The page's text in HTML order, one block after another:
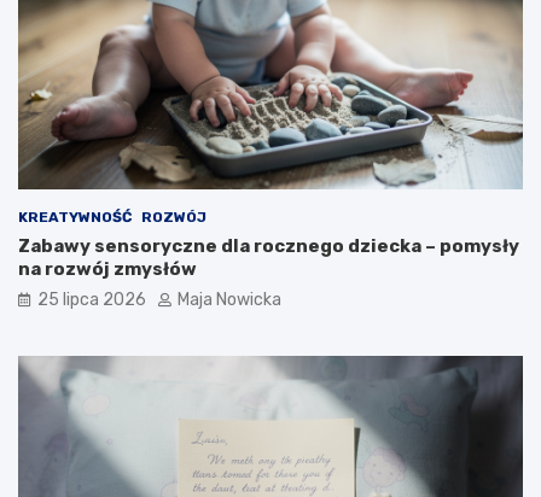
KREATYWNOŚĆ ROZWÓJ
Zabawy sensoryczne dla rocznego dziecka – pomysły
na rozwój zmysłów
25 lipca 2026 Maja Nowicka